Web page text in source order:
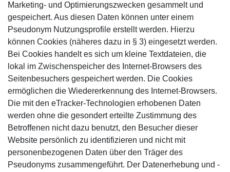
Marketing- und Optimierungszwecken gesammelt und
gespeichert. Aus diesen Daten können unter einem
Pseudonym Nutzungsprofile erstellt werden. Hierzu
können Cookies (näheres dazu in § 3) eingesetzt werden.
Bei Cookies handelt es sich um kleine Textdateien, die
lokal im Zwischenspeicher des Internet-Browsers des
Seitenbesuchers gespeichert werden. Die Cookies
ermöglichen die Wiedererkennung des Internet-Browsers.
Die mit den eTracker-Technologien erhobenen Daten
werden ohne die gesondert erteilte Zustimmung des
Betroffenen nicht dazu benutzt, den Besucher dieser
Website persönlich zu identifizieren und nicht mit
personenbezogenen Daten über den Träger des
Pseudonyms zusammengeführt. Der Datenerhebung und -